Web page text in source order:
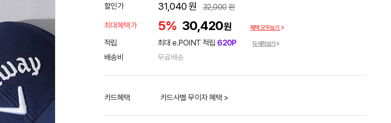
할인가 31,040원 32,000원
최대혜택가
5% 30,420원 혜택 모두보기
적립 최대 e.POINT 적립 620P 자세히보기
배송비 무료배송
카드혜택 카드사별 무이자 혜택 >